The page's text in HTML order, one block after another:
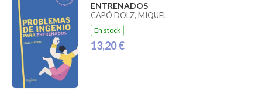
ENTRENADOS
CAPÓ DOLZ, MIQUEL
En stock
13,20 €